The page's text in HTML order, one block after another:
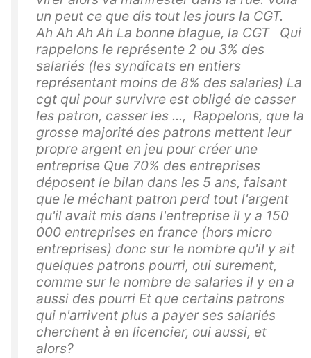
un peut ce que dis tout les jours la CGT.
Ah Ah Ah Ah La bonne blague, la CGT Qui
rappelons le représente 2 ou 3% des
salariés (les syndicats en entiers
représentant moins de 8% des salaries) La
cgt qui pour survivre est obligé de casser
les patron, casser les ..., Rappelons, que la
grosse majorité des patrons mettent leur
propre argent en jeu pour créer une
entreprise Que 70% des entreprises
déposent le bilan dans les 5 ans, faisant
que le méchant patron perd tout l'argent
qu'il avait mis dans l'entreprise il y a 150
000 entreprises en france (hors micro
entreprises) donc sur le nombre qu'il y ait
quelques patrons pourri, oui surement,
comme sur le nombre de salaries il y en a
aussi des pourri Et que certains patrons
qui n'arrivent plus a payer ses salariés
cherchent à en licencier, oui aussi, et
alors?